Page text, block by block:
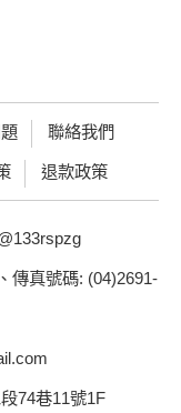
聯絡我們
退款政策
傳真號碼: (04)2691-
74巷11號1F